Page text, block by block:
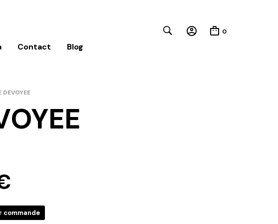
Contact Blog
0
commande